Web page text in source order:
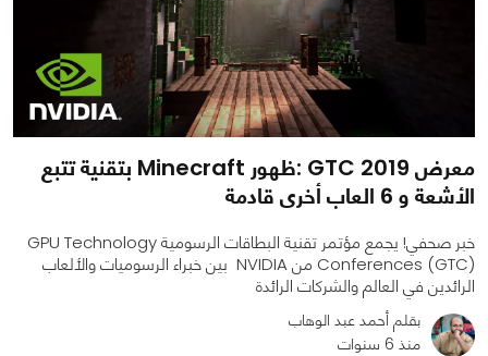
معرض GTC 2019 :ظهور Minecraft بتقنية تتبع
الأشعة و 6 العاب أخرى قادمة
خبر صحفي! يجمع مؤتمر تقنية البطاقات الرسومية GPU Technology
Conferences (GTC) من NVIDIA بين خبراء الرسوميات والألعاب
الرائدين في العالم والشركات الرائدة
بقلم أحمد عبد الوهاب
منذ 6 سنوات